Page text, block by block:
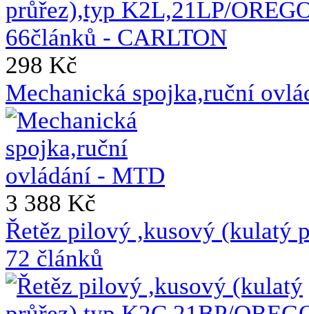
298 Kč
Mechanická spojka,ruční
3 388 Kč
Řetěz pilový ,kusový (kulatý
72 článků